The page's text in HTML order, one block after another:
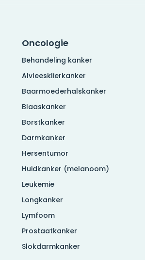
Oncologie
Behandeling kanker
Alvleesklierkanker
Baarmoederhalskanker
Blaaskanker
Borstkanker
Darmkanker
Hersentumor
Huidkanker (melanoom)
Leukemie
Longkanker
Lymfoom
Prostaatkanker
Slokdarmkanker